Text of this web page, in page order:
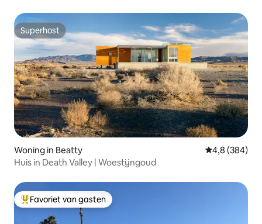
Superhost
Superhost
Woning in Beatty Gemiddelde
4,8 (384)
Huis in Death Valley | Woestijngoud
Topfavoriet van gasten
Favoriet van gasten